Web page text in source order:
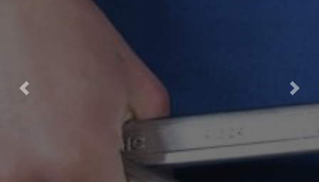
Previous Next